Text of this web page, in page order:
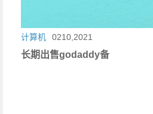
计算机 0210,2021
长期出售godaddy备